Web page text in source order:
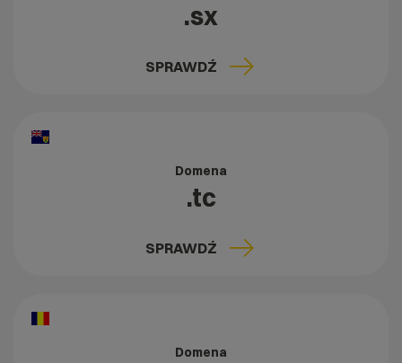
.sx
SPRAWDŹ
Domena
.tc
SPRAWDŹ
Domena